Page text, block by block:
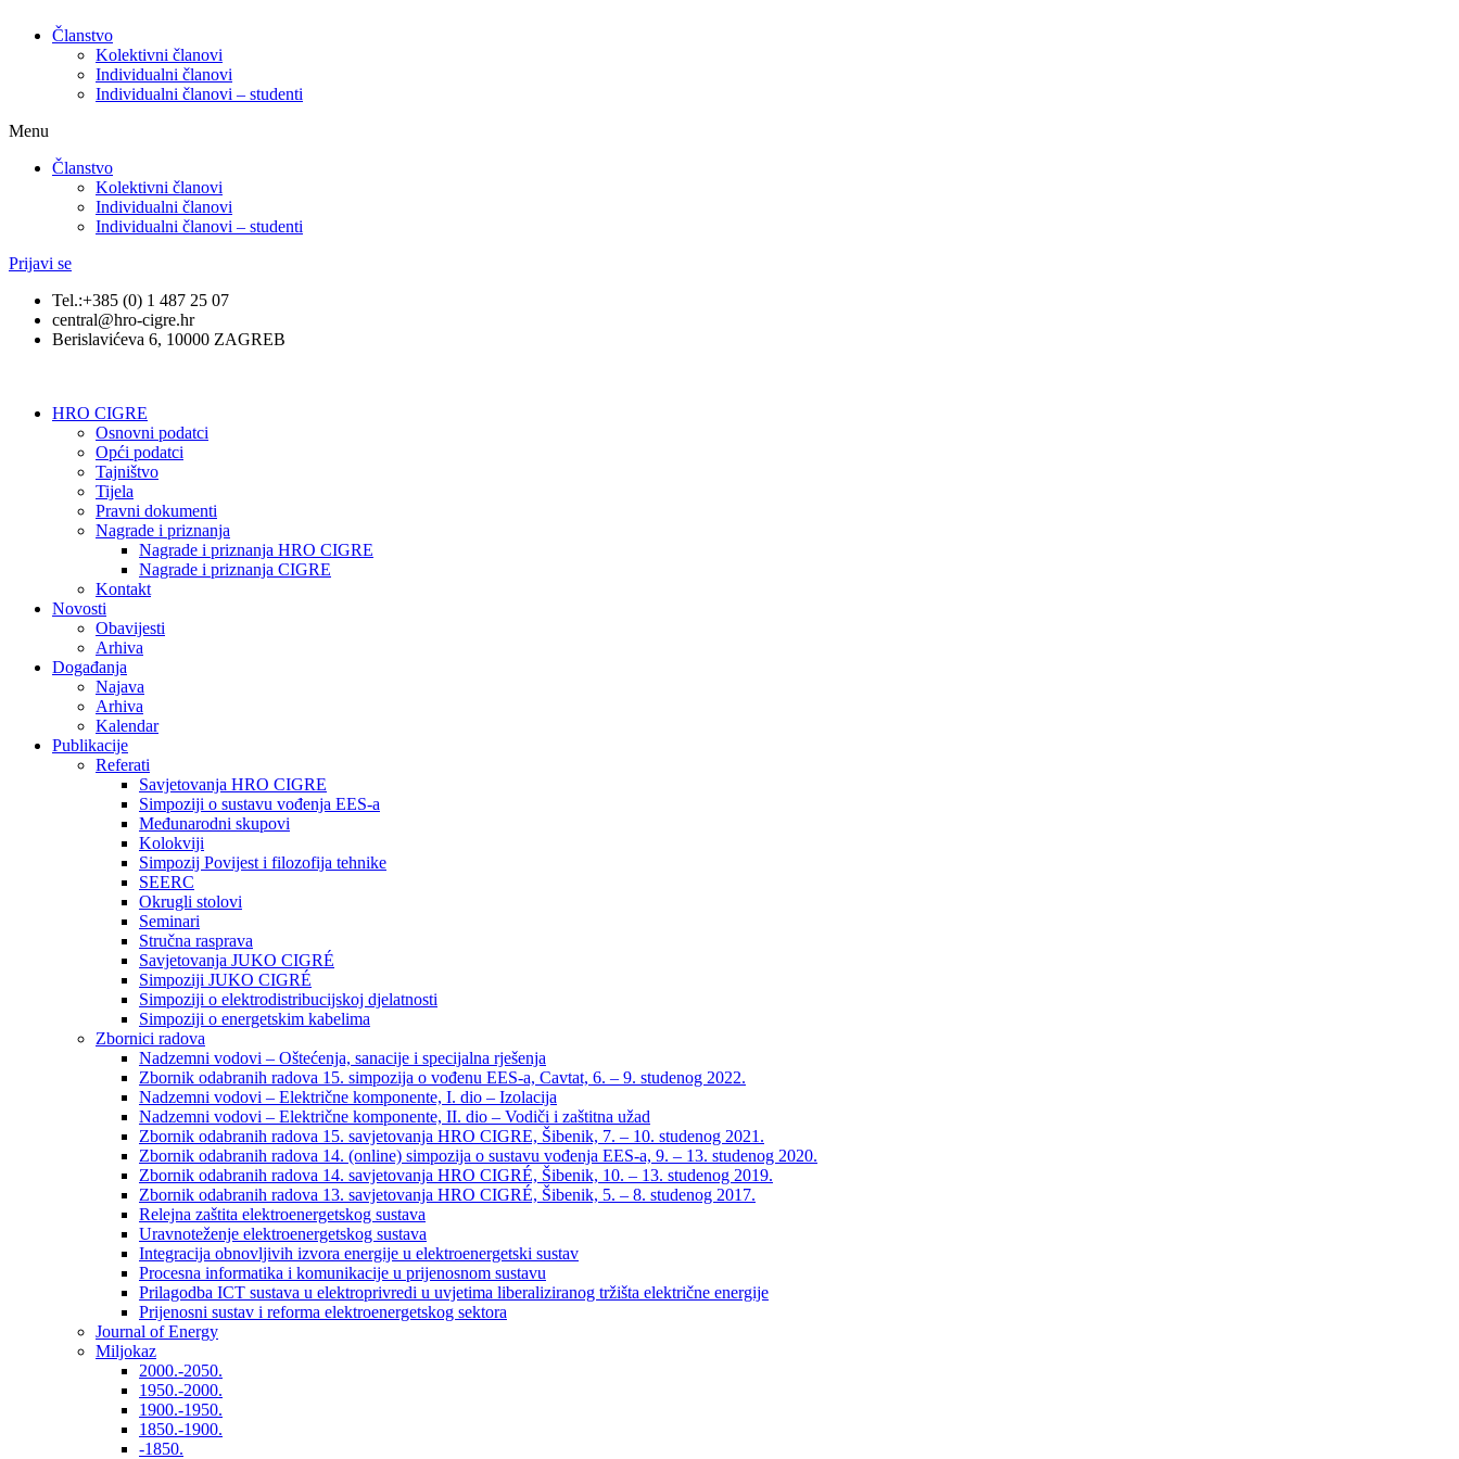
Članstvo
Kolektivni članovi
Individualni članovi
Individualni članovi – studenti
Menu
Članstvo
Kolektivni članovi
Individualni članovi
Individualni članovi – studenti
Prijavi se
Tel.:+385 (0) 1 487 25 07
central@hro-cigre.hr
Berislavićeva 6, 10000 ZAGREB
HRO CIGRE
Osnovni podatci​
Opći podatci
Tajništvo
Tijela
Pravni dokumenti
Nagrade i priznanja
Nagrade i priznanja HRO CIGRE
Nagrade i priznanja CIGRE
Kontakt
Novosti
Obavijesti
Arhiva
Događanja
Najava
Arhiva
Kalendar
Publikacije
Referati
Savjetovanja HRO CIGRE
Simpoziji o sustavu vođenja EES-a
Međunarodni skupovi
Kolokviji​
Simpozij Povijest i filozofija tehnike
SEERC
Okrugli stolovi
Seminari​
Stručna rasprava​
Savjetovanja JUKO CIGRÉ
Simpoziji JUKO CIGRÉ
Simpoziji o elektrodistribucijskoj djelatnosti
Simpoziji o energetskim kabelima
Zbornici radova
Nadzemni vodovi – Oštećenja, sanacije i specijalna rješenja
Zbornik odabranih radova 15. simpozija o vođenu EES-a, Cavtat, 6. – 9. studenog 2022.
Nadzemni vodovi – Električne komponente, I. dio – Izolacija
Nadzemni vodovi – Električne komponente, II. dio – Vodiči i zaštitna užad
Zbornik odabranih radova 15. savjetovanja HRO CIGRE, Šibenik, 7. – 10. studenog 2021.
Zbornik odabranih radova 14. (online) simpozija o sustavu vođenja EES-a, 9. – 13. studenog 2020.
Zbornik odabranih radova 14. savjetovanja HRO CIGRÉ, Šibenik, 10. – 13. studenog 2019.
Zbornik odabranih radova 13. savjetovanja HRO CIGRÉ, Šibenik, 5. – 8. studenog 2017.
Relejna zaštita elektroenergetskog sustava
Uravnoteženje elektroenergetskog sustava
Integracija obnovljivih izvora energije u elektroenergetski sustav
Procesna informatika i komunikacije u prijenosnom sustavu
Prilagodba ICT sustava u elektroprivredi u uvjetima liberaliziranog tržišta električne energije
Prijenosni sustav i reforma elektroenergetskog sektora
Journal of Energy
Miljokaz
2000.-2050.
1950.-2000.
1900.-1950.
1850.-1900.
-1850.